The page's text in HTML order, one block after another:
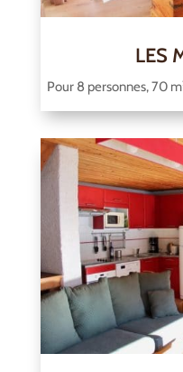
LES
Pour 8 personnes, 70